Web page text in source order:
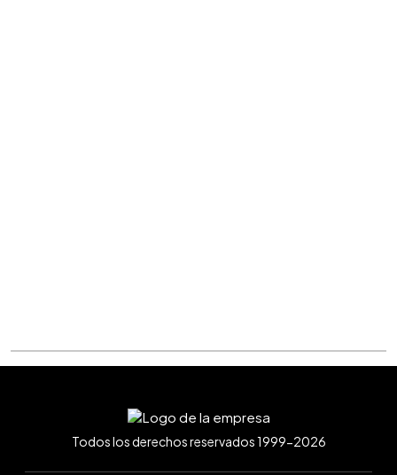
Todos los derechos reservados 1999-2026